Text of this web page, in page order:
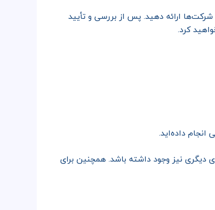
ارائه دهید. پس از بررسی و تأیید
کرد.
انجام داده‌اید.
نیز وجود داشته باشد. همچنین برای